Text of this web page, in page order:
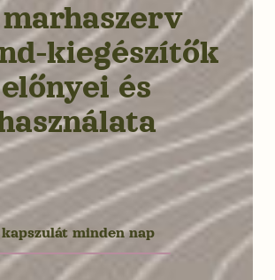
kiegészítők
előnyei és
kapszulát minden nap